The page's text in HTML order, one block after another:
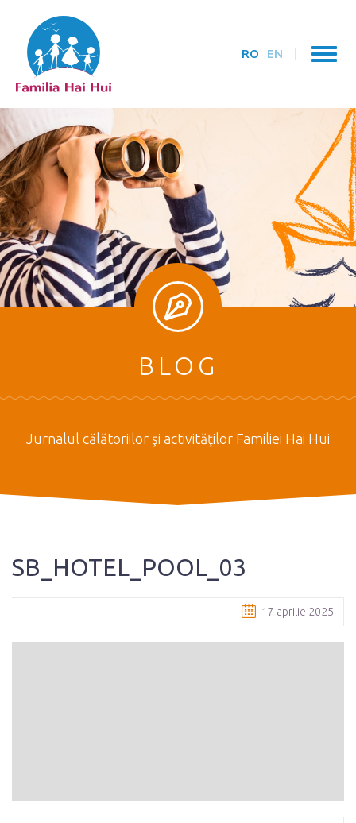
RO EN
BLOG
Jurnalul călătoriilor şi activităţilor Familiei Hai Hui
SB_HOTEL_POOL_03
17 aprilie 2025